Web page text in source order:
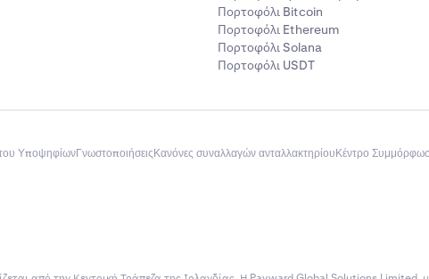
Πορτοφόλι Bitcoin
Πορτοφόλι Ethereum
Πορτοφόλι Solana
Πορτοφόλι USDT
ΥποψηφίωνΓνωστοποιήσειςΚανόνες συναλλαγών ανταλλακτηρίουΚέντρο